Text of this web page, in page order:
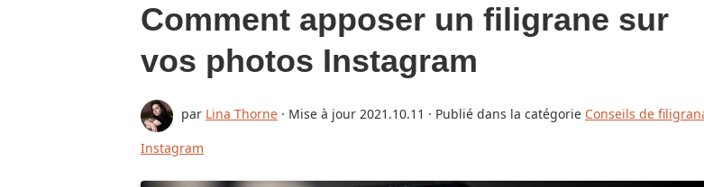
Comment apposer un filigrane sur
vos photos Instagram
par Lina Thorne · Mise à jour 2021.10.11 · Publié dans la catégorie Conseils de
Instagram